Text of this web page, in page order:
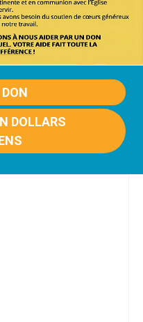
DOLLARS